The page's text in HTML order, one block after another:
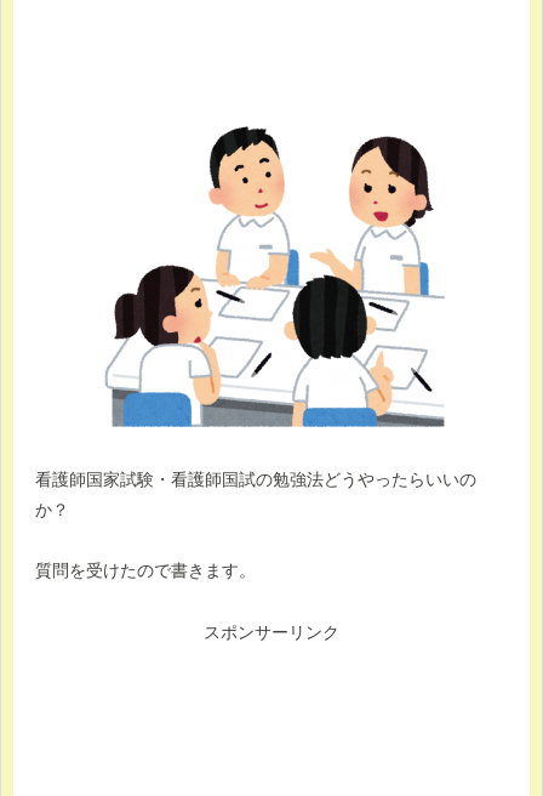
看護師国家試験・看護師国試の勉強法どうやったらいいの
か？
質問を受けたので書きます。
スポンサーリンク